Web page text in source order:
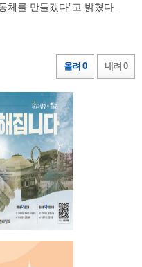
체를 만들겠다”고 밝혔다.
올려 0 내려 0